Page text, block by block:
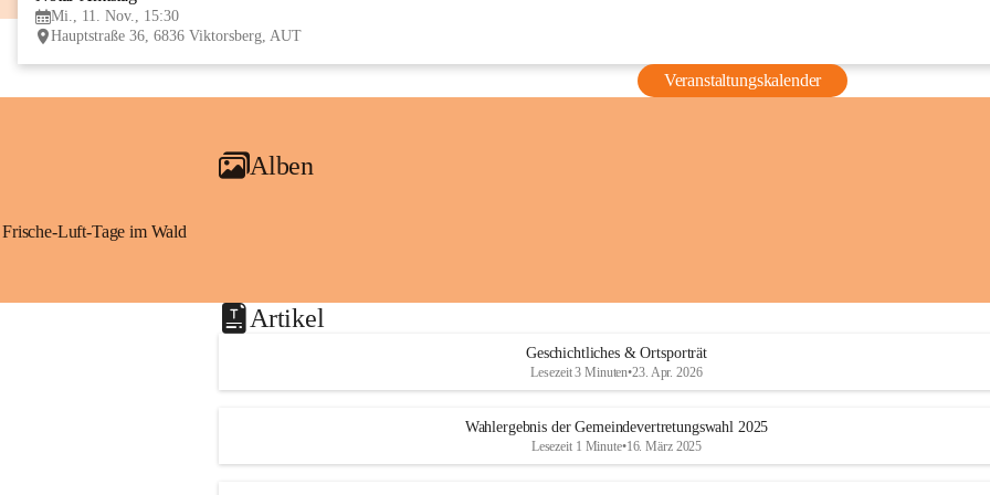
Mi., 11. Nov., 15:30
Hauptstraße 36, 6836 Viktorsberg, AUT
Veranstaltungskalender
Alben
Frische-Luft-Tage im Wald
Artikel
Geschichtliches & Ortsporträt
Lesezeit 3 Minuten•23. Apr. 2026
Wahlergebnis der Gemeindevertretungswahl 2025
Lesezeit 1 Minute•16. März 2025